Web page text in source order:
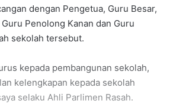
dengan Pengetua, Guru Besar,
Penolong Kanan dan Guru
sekolah tersebut.
kepada pembangunan sekolah,
kelengkapan kepada sekolah
selaku Ahli Parlimen Rasah.